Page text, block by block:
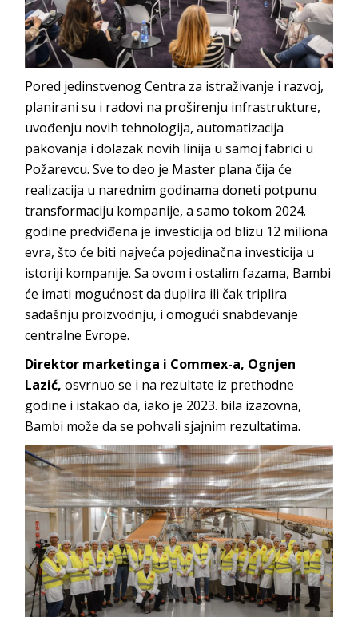
Pored jedinstvenog Centra za istraživanje i razvoj,
planirani su i radovi na proširenju infrastrukture,
uvođenju novih tehnologija, automatizacija
pakovanja i dolazak novih linija u samoj fabrici u
Požarevcu. Sve to deo je Master plana čija će
realizacija u narednim godinama doneti potpunu
transformaciju kompanije, a samo tokom 2024.
godine predviđena je investicija od blizu 12 miliona
evra, što će biti najveća pojedinačna investicija u
istoriji kompanije. Sa ovom i ostalim fazama, Bambi
će imati mogućnost da duplira ili čak triplira
sadašnju proizvodnju, i omogući snabdevanje
centralne Evrope.
Direktor marketinga i Commex-a, Ognjen
Lazić, osvrnuo se i na rezultate iz prethodne
godine i istakao da, iako je 2023. bila izazovna,
Bambi može da se pohvali sjajnim rezultatima.